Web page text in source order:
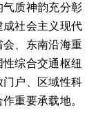
质神韵充分彰
成社会主义现代
会、东南沿海重
综合交通枢纽
户、区域性科
重要承载地。